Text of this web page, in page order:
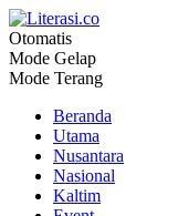
Literasi.co
Pilar Informasi
Otomatis
Mode Gelap
Mode Terang
Beranda
Utama
Nusantara
Nasional
Kaltim